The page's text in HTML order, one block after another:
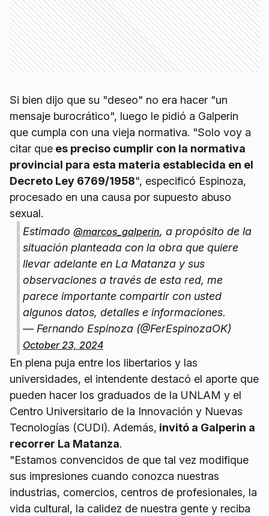
Si bien dijo que su "deseo" no era hacer "un
mensaje burocrático", luego le pidió a Galperin
que cumpla con una vieja normativa. "Solo voy a
citar que es preciso cumplir con la normativa
provincial para esta materia establecida en el
Decreto Ley 6769/1958", especificó Espinoza,
procesado en una causa por supuesto abuso
sexual.
Estimado @marcos_galperin, a propósito de la
situación planteada con la obra que quiere
llevar adelante en La Matanza y sus
observaciones a través de esta red, me
parece importante compartir con usted
algunos datos, detalles e informaciones.
— Fernando Espinoza (@FerEspinozaOK)
October 23, 2024
En plena puja entre los libertarios y las
universidades, el intendente destacó el aporte que
pueden hacer los graduados de la UNLAM y el
Centro Universitario de la Innovación y Nuevas
Tecnologías (CUDI). Además, invitó a Galperin a
recorrer La Matanza.
"Estamos convencidos de que tal vez modifique
sus impresiones cuando conozca nuestras
industrias, comercios, centros de profesionales, la
vida cultural, la calidez de nuestra gente y reciba